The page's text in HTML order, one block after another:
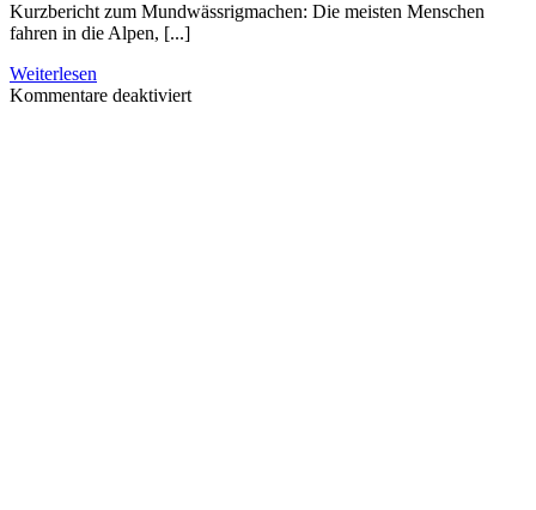
Kurzbericht zum Mundwässrigmachen: Die meisten Menschen
fahren in die Alpen, [...]
Weiterlesen
Kommentare deaktiviertfür